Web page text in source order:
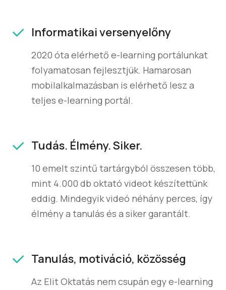
Informatikai versenyelőny
2020 óta elérhető e-learning portálunkat
folyamatosan fejlesztjük. Hamarosan
mobilalkalmazásban is elérhető lesz a
teljes e-learning portál.
Tudás. Élmény. Siker.
10 emelt szintű tartárgyból összesen több,
mint 4.000 db oktató videot készítettünk
eddig. Mindegyik videó néhány perces, így
élmény a tanulás és a siker garantált.
Tanulás, motiváció, közösség
Az Elit Oktatás nem csupán egy e-learning